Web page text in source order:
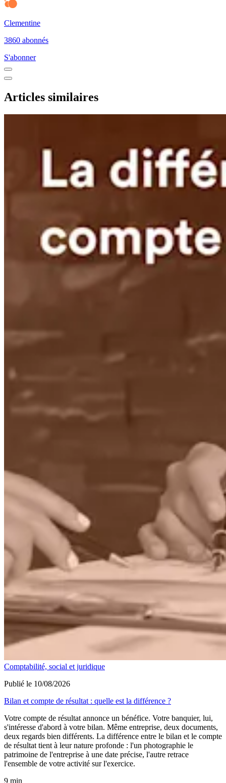
Clementine
3860 abonnés
S'abonner
Articles similaires
Comptabilité, social et juridique
Publié le 10/08/2026
Bilan et compte de résultat : quelle est la différence ?
Votre compte de résultat annonce un bénéfice. Votre banquier, lui,
s'intéresse d'abord à votre bilan. Même entreprise, deux documents,
deux regards bien différents. La différence entre le bilan et le compte
de résultat tient à leur nature profonde : l'un photographie le
patrimoine de l'entreprise à une date précise, l'autre retrace
l'ensemble de votre activité sur l'exercice.
9 min